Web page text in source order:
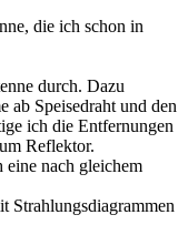
die ich schon in
durch. Dazu
ab Speisedraht und den
ich die Entfernungen
Reflektor.
nach gleichem
Strahlungsdiagrammen